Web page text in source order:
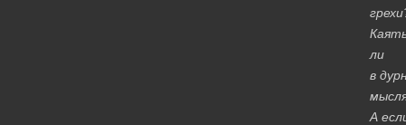
ли
в
А